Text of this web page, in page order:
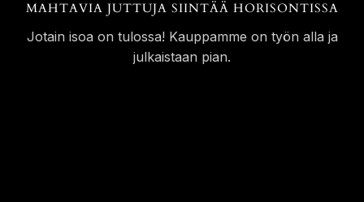
MAHTAVIA JUTTUJA SIINTÄÄ HORISONTISSA
Jotain isoa on tulossa! Kauppamme on työn alla ja
julkaistaan pian.